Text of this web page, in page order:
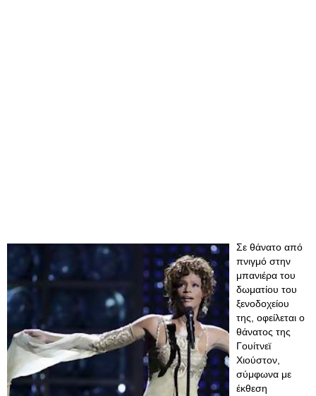
Σε θάνατο από
πνιγμό στην
μπανιέρα του
δωματίου του
ξενοδοχείου
της, οφείλεται ο
θάνατος της
Γουίτνεϊ
Χιούστον,
σύμφωνα με
έκθεση